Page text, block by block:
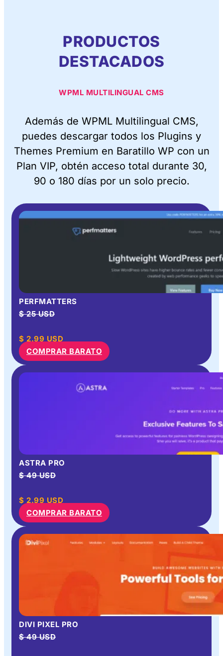
PRODUCTOS
DESTACADOS
WPML MULTILINGUAL CMS
Además de WPML Multilingual CMS,
puedes descargar todos los Plugins y
Themes Premium en Baratillo WP con un
Plan VIP, obtén acceso total durante 30,
90 o 180 días por un solo precio.
PERFMATTERS
$ 25 USD
$ 2.99 USD
COMPRAR BARATO
ASTRA PRO
$ 49 USD
$ 2.99 USD
COMPRAR BARATO
DIVI PIXEL PRO
$ 49 USD